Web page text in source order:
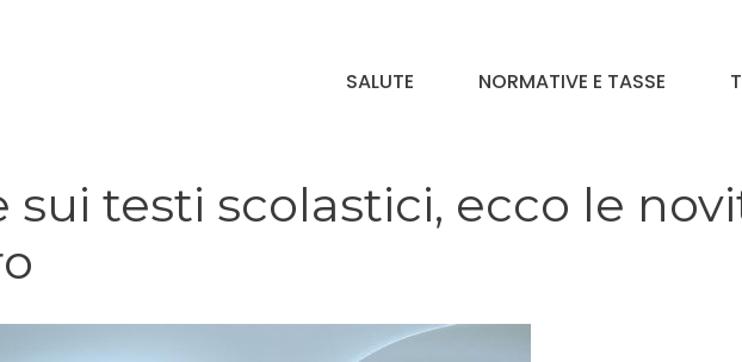
SALUTE NORMATIVE E TASSE
sui testi scolastici, ecco le